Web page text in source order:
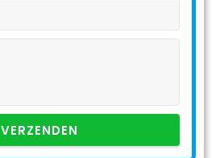
VERZENDEN